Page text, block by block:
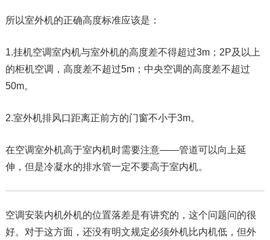
所以室外机的正确高度标准应该是：
1.挂机空调室内机与室外机的高度差不得超过3m；2P及以上
的柜机空调，高度差不超过5m；中央空调的高度差不超过
50m。
2.室外机排风口距离正前方的门窗不小于3m。
在空调室外机高于室内机时需要注意——管道可以向上延
伸，但是冷凝水的排水管一定不要高于室内机。
空调安装内机外机的位置落差是有讲究的，这个问题问的很
好。对于这方面，还没有明文规定必须外机比内机低，但外